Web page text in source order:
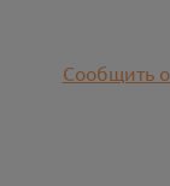
Сообщить